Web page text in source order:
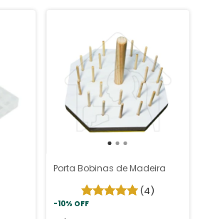
Porta Bobinas de Madeira
(4)
-10% OFF